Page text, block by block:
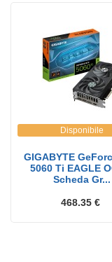
Disponibile
GIGABYTE
5060 Ti EAGLE
Scheda Gr...
468.35 €